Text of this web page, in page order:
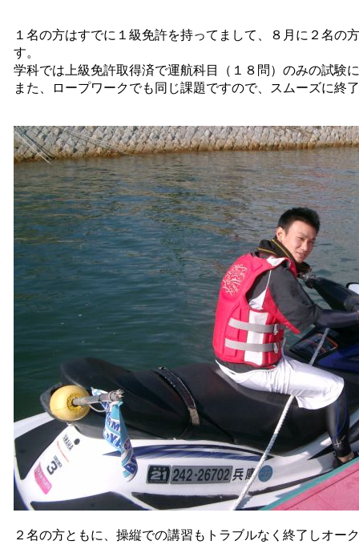
１名の方はすでに１級免許を持ってまして、８月に２名の
す。
学科では上級免許取得済で運航科目（１８問）のみの試験
また、ロープワークでも同じ課題ですので、スムーズに終
２名の方ともに、操縦での講習もトラブルなく終了しオー